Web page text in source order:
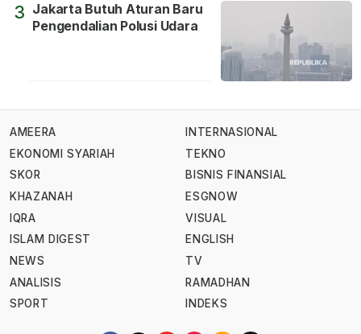
3 Jakarta Butuh Aturan Baru
Pengendalian Polusi Udara
AMEERA
EKONOMI SYARIAH
SKOR
KHAZANAH
IQRA
ISLAM DIGEST
NEWS
ANALISIS
SPORT
INTERNASIONAL
TEKNO
BISNIS FINANSIAL
ESGNOW
VISUAL
ENGLISH
TV
RAMADHAN
INDEKS